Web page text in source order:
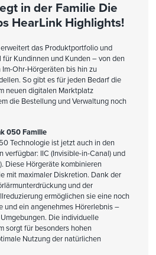
in der Familie Die
HearLink Highlights!
das Produktportfolio und
Kundinnen und Kunden – von den
Ohr-Hörgeräten bis hin zu
So gibt es für jeden Bedarf die
neuen digitalen Marktplatz
die Bestellung und Verwaltung noch
050 Familie
Technologie ist jetzt auch in den
verfügbar: IIC (Invisible-in-Canal) und
Diese Hörgeräte kombinieren
mit maximaler Diskretion. Dank der
und der
ermöglichen sie eine noch
und ein angenehmes Hörerlebnis –
Die individuelle
sorgt für besonders hohen
Nutzung der natürlichen